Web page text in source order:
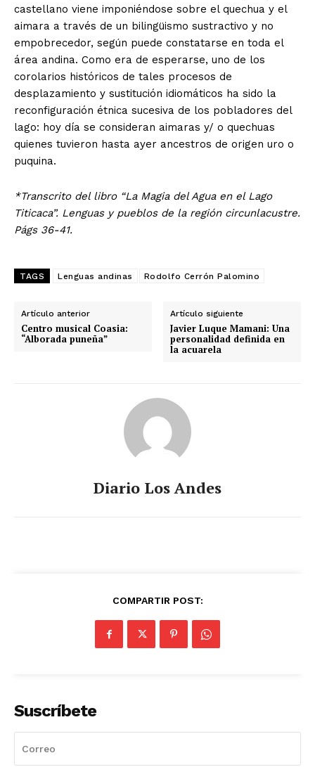
castellano viene imponiéndose sobre el quechua y el
aimara a través de un bilingüismo sustractivo y no
empobrecedor, según puede constatarse en toda el
área andina. Como era de esperarse, uno de los
corolarios históricos de tales procesos de
desplazamiento y sustitución idiomáticos ha sido la
reconfiguración étnica sucesiva de los pobladores del
lago: hoy día se consideran aimaras y/ o quechuas
quienes tuvieron hasta ayer ancestros de origen uro o
puquina.
*Transcrito del libro “La Magia del Agua en el Lago
Titicaca”. Lenguas y pueblos de la región circunlacustre.
Págs 36-41.
TAGS Lenguas andinas Rodolfo Cerrón Palomino
Artículo anterior
Centro musical Coasia:
“Alborada puneña”
Artículo siguiente
Javier Luque Mamani: Una
personalidad definida en
la acuarela
Diario Los Andes
COMPARTIR POST:
Suscríbete